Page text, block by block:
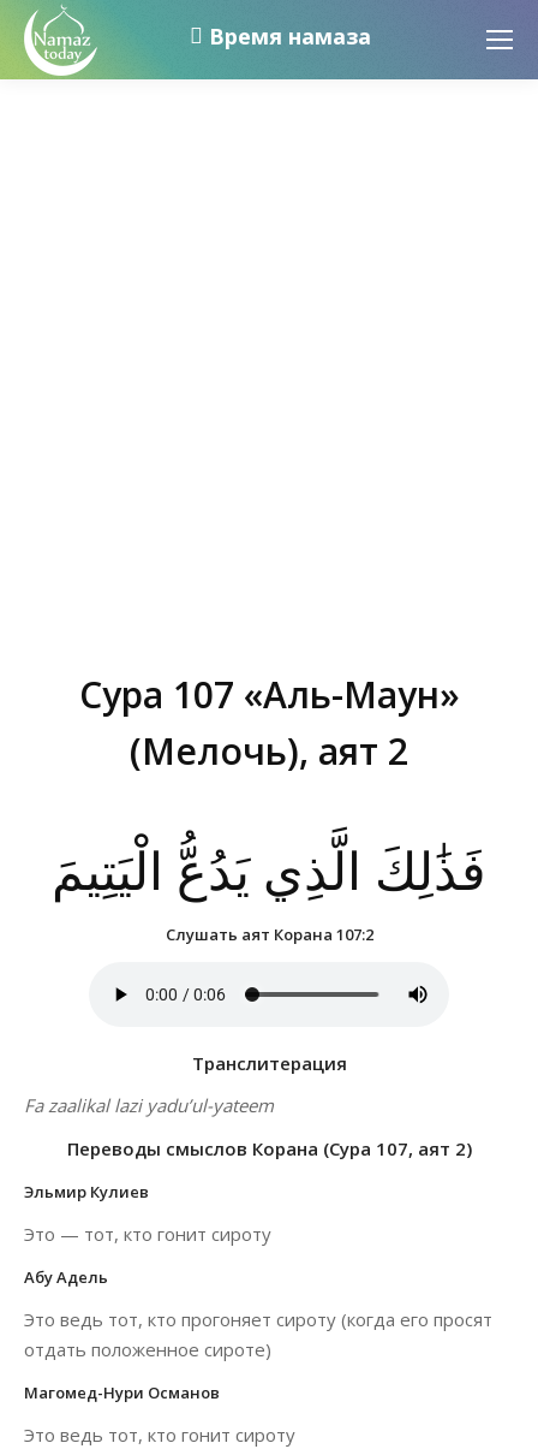
Время намаза
Сура 107 «Аль-Маун»
(Мелочь), аят 2
فَذَٰلِكَ الَّذِي يَدُعُّ الْيَتِيمَ
Слушать аят Корана 107:2
Транслитерация
Fa zaalikal lazi yadu’ul-yateem
Переводы смыслов Корана (Сура 107, аят 2)
Эльмир Кулиев
Это — тот, кто гонит сироту
Абу Адель
Это ведь тот, кто прогоняет сироту (когда его просят
отдать положенное сироте)
Магомед-Нури Османов
Это ведь тот, кто гонит сироту